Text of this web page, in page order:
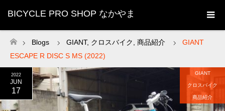
BICYCLE PRO SHOP なかやま
ホーム
Blogs GIANT, クロスバイク 商品紹介
GIANT
ESCAPE R DISC S MS (2022)
2022
JUN
17
GIANT
クロスバイク
商品紹介